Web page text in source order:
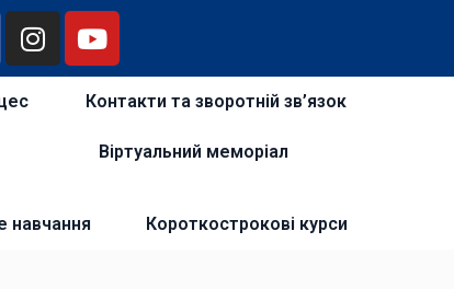
Контакти та зворотній зв’язок
Віртуальний меморіал
навчання Короткострокові курси